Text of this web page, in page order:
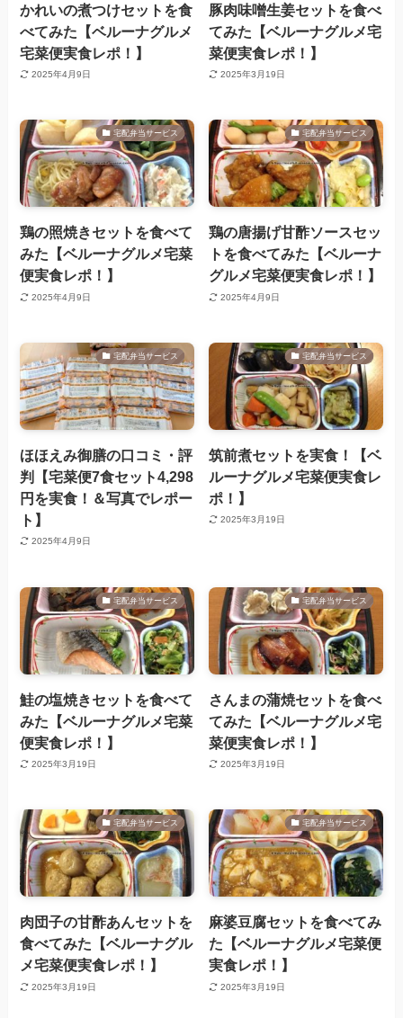
かれいの煮つけセットを食
べてみた【ベルーナグルメ
宅菜便実食レポ！】
2025年4月9日
豚肉味噌生姜セットを食べ
てみた【ベルーナグルメ宅
菜便実食レポ！】
2025年3月19日
宅配弁当サービス
鶏の照焼きセットを食べて
みた【ベルーナグルメ宅菜
便実食レポ！】
2025年4月9日
宅配弁当サービス
鶏の唐揚げ甘酢ソースセッ
トを食べてみた【ベルーナ
グルメ宅菜便実食レポ！】
2025年4月9日
宅配弁当サービス
ほほえみ御膳の口コミ・評
判【宅菜便7食セット4,298
円を実食！＆写真でレポー
ト】
2025年4月9日
宅配弁当サービス
筑前煮セットを実食！【ベ
ルーナグルメ宅菜便実食レ
ポ！】
2025年3月19日
宅配弁当サービス
鮭の塩焼きセットを食べて
みた【ベルーナグルメ宅菜
便実食レポ！】
2025年3月19日
宅配弁当サービス
さんまの蒲焼セットを食べ
てみた【ベルーナグルメ宅
菜便実食レポ！】
2025年3月19日
宅配弁当サービス
肉団子の甘酢あんセットを
食べてみた【ベルーナグル
メ宅菜便実食レポ！】
2025年3月19日
宅配弁当サービス
麻婆豆腐セットを食べてみ
た【ベルーナグルメ宅菜便
実食レポ！】
2025年3月19日